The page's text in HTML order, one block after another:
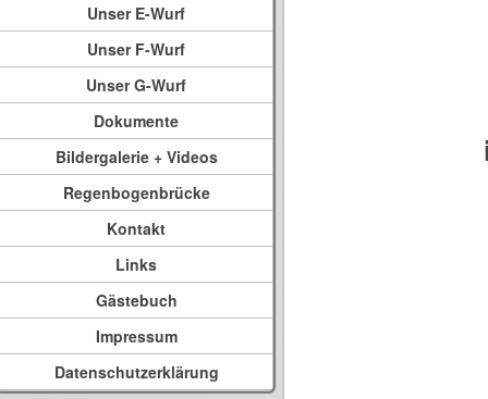
Unser E-Wurf
Unser F-Wurf
Unser G-Wurf
Dokumente
Bildergalerie + Videos
Regenbogenbrücke
Kontakt
Links
Gästebuch
Impressum
Datenschutzerklärung